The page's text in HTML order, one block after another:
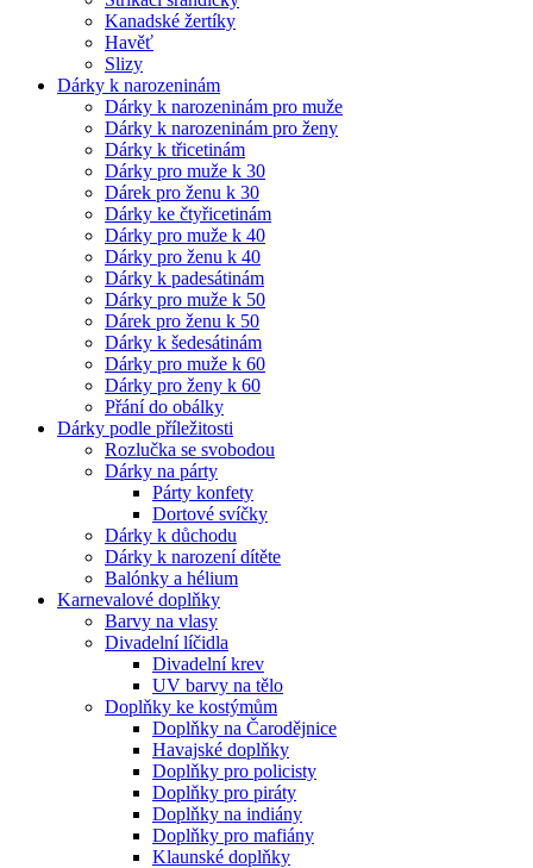
Kanadské žertíky
Havěť
Slizy
Dárky k narozeninám
Dárky k narozeninám pro muže
Dárky k narozeninám pro ženy
Dárky k třicetinám
Dárky pro muže k 30
Dárek pro ženu k 30
Dárky ke čtyřicetinám
Dárky pro muže k 40
Dárky pro ženu k 40
Dárky k padesátinám
Dárky pro muže k 50
Dárek pro ženu k 50
Dárky k šedesátinám
Dárky pro muže k 60
Dárky pro ženy k 60
Přání do obálky
Dárky podle příležitosti
Rozlučka se svobodou
Dárky na párty
Párty konfety
Dortové svíčky
Dárky k důchodu
Dárky k narození dítěte
Balónky a hélium
Karnevalové doplňky
Barvy na vlasy
Divadelní líčidla
Divadelní krev
UV barvy na tělo
Doplňky ke kostýmům
Doplňky na Čarodějnice
Havajské doplňky
Doplňky pro policisty
Doplňky pro piráty
Doplňky na indiány
Doplňky pro mafiány
Klaunské doplňky